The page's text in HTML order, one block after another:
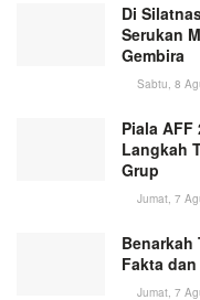
Di
Serukan
Gembira
Sabtu, 8
Piala AFF
Langkah
Grup
Jumat, 7
Benarkah
Fakta
Jumat, 7